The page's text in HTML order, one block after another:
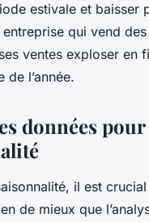
estivale et baisser
entreprise qui vend
ventes exploser en
de l’année.
données
il est crucial
de mieux que